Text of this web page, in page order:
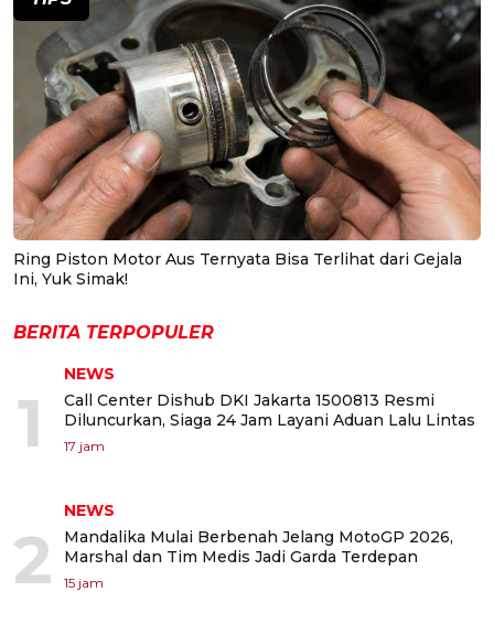
Ring Piston Motor Aus Ternyata Bisa Terlihat dari Gejala
Ini, Yuk Simak!
BERITA TERPOPULER
1
NEWS
Call Center Dishub DKI Jakarta 1500813 Resmi
Diluncurkan, Siaga 24 Jam Layani Aduan Lalu Lintas
17 jam
2
NEWS
Mandalika Mulai Berbenah Jelang MotoGP 2026,
Marshal dan Tim Medis Jadi Garda Terdepan
15 jam